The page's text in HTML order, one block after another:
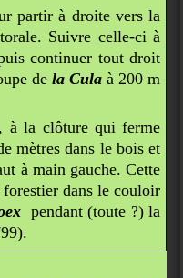
partir à droite vers la
Suivre celle-ci à
continuer tout droit
de la Cula à 200 m
à la clôture qui ferme
mètres dans le bois et
à main gauche. Cette
forestier dans le couloir
pendant (toute ?) la